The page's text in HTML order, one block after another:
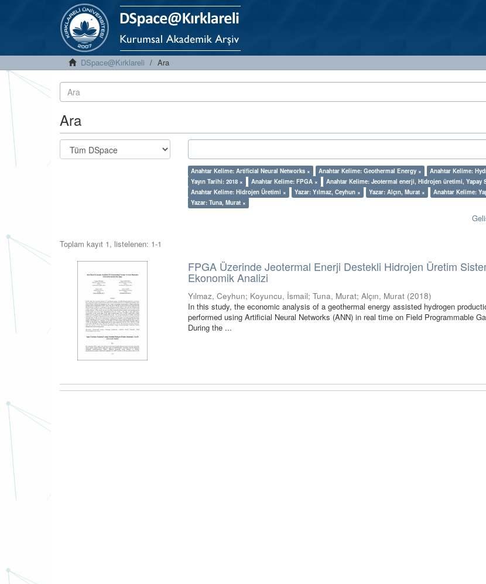
DSpace@Kırklareli Ara
Ara
Anahtar Kelime: Artificial Neural Networks × Anahtar Kelime: Geothermal Energy ×
Anahtar Kelime:
Yayın Tarihi: 2018 ×
Anahtar Kelime: FPGA ×
Anahtar Kelime: Jeotermal enerji, Hidrojen üretimi, Yapay
Anahtar Kelime: Hidrojen Üretimi ×
Yazar: Yılmaz, Ceyhun × Yazar: Alçın, Murat ×
Anahtar Kelime:
Yazar: Tuna, Murat ×
Toplam kayıt 1, listelenen: 1-1
FPGA Üzerinde Jeotermal Enerji Destekli Hidrojen Üretim
Ekonomik Analizi
Yılmaz, Ceyhun; Koyuncu, İsmail;Tuna, Murat;Alçın, Murat (2018)
In this study, the economic analysis of a geothermal energy assisted hydrogen
performed using Artificial Neural Networks (ANN) in real time on Field Programmable
During the ...